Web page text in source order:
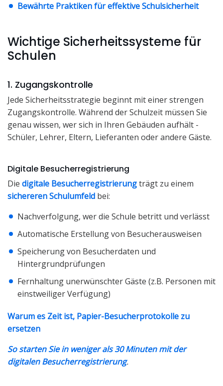
Bewährte Praktiken für effektive Schulsicherheit
Wichtige Sicherheitssysteme für
Schulen
1. Zugangskontrolle
Jede Sicherheitsstrategie beginnt mit einer strengen
Zugangskontrolle. Während der Schulzeit müssen Sie
genau wissen, wer sich in Ihren Gebäuden aufhält -
Schüler, Lehrer, Eltern, Lieferanten oder andere Gäste.
Digitale Besucherregistrierung
Die digitale Besucherregistrierungträgt zu einem
sichereren Schulumfeld bei:
Nachverfolgung, wer die Schule betritt und verlässt
Automatische Erstellung von Besucherausweisen
Speicherung von Besucherdaten und
Hintergrundprüfungen
Fernhaltung unerwünschter Gäste (z.B. Personen mit
einstweiliger Verfügung)
Warum es Zeit ist, Papier-Besucherprotokolle zu
ersetzen
So starten Sie in weniger als 30 Minuten mit der
digitalen Besucherregistrierung.